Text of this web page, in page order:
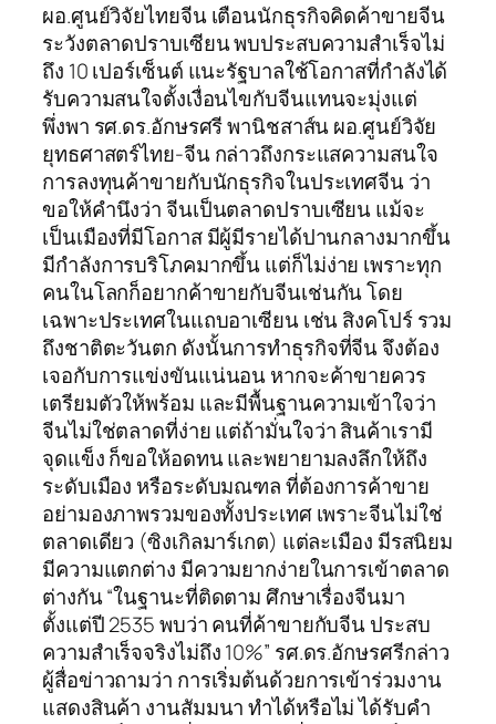
ผอ.ศูนย์วิจัยไทยจีน เตือนนักธุรกิจคิดค้าขายจีน
ระวังตลาดปราบเซียน พบประสบความสำเร็จไม่
ถึง 10 เปอร์เซ็นต์ แนะรัฐบาลใช้โอกาสที่กำลังได้
รับความสนใจตั้งเงื่อนไขกับจีนแทนจะมุ่งแต่
พึ่งพา รศ.ดร.อักษรศรี พานิชสาส์น ผอ.ศูนย์วิจัย
ยุทธศาสตร์ไทย-จีน กล่าวถึงกระแสความสนใจ
การลงทุนค้าขายกับนักธุรกิจในประเทศจีน ว่า
ขอให้คำนึงว่า จีนเป็นตลาดปราบเซียน แม้จะ
เป็นเมืองที่มีโอกาส มีผู้มีรายได้ปานกลางมากขึ้น
มีกำลังการบริโภคมากขึ้น แต่ก็ไม่ง่าย เพราะทุก
คนในโลกก็อยากค้าขายกับจีนเช่นกัน โดย
เฉพาะประเทศในแถบอาเซียน เช่น สิงคโปร์ รวม
ถึงชาติตะวันตก ดังนั้นการทำธุรกิจที่จีน จึงต้อง
เจอกับการแข่งขันแน่นอน หากจะค้าขายควร
เตรียมตัวให้พร้อม และมีพื้นฐานความเข้าใจว่า
จีนไม่ใช่ตลาดที่ง่าย แต่ถ้ามั่นใจว่า สินค้าเรามี
จุดแข็ง ก็ขอให้อดทน และพยายามลงลึกให้ถึง
ระดับเมือง หรือระดับมณฑล ที่ต้องการค้าขาย
อย่ามองภาพรวมของทั้งประเทศ เพราะจีนไม่ใช่
ตลาดเดียว (ซิงเกิลมาร์เกต) แต่ละเมือง มีรสนิยม
มีความแตกต่าง มีความยากง่ายในการเข้าตลาด
ต่างกัน “ในฐานะที่ติดตาม ศึกษาเรื่องจีนมา
ตั้งแต่ปี 2535 พบว่า คนที่ค้าขายกับจีน ประสบ
ความสำเร็จจริงไม่ถึง 10%” รศ.ดร.อักษรศรีกล่าว
ผู้สื่อข่าวถามว่า การเริ่มต้นด้วยการเข้าร่วมงาน
แสดงสินค้า งานสัมมนา ทำได้หรือไม่ ได้รับคำ